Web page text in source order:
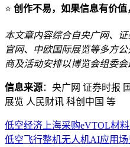
⭐ 创作不易，如果信息有价值
本文章内容综合自央广网、证
官网、中欧国际展览等多方
商及活动安排以博览会组委会
信息来源：央广网 证券时报
展览 人民财讯 科创中国 等
低空经济上海采购eVTOL材料
低空飞行整机无人机AI应用场